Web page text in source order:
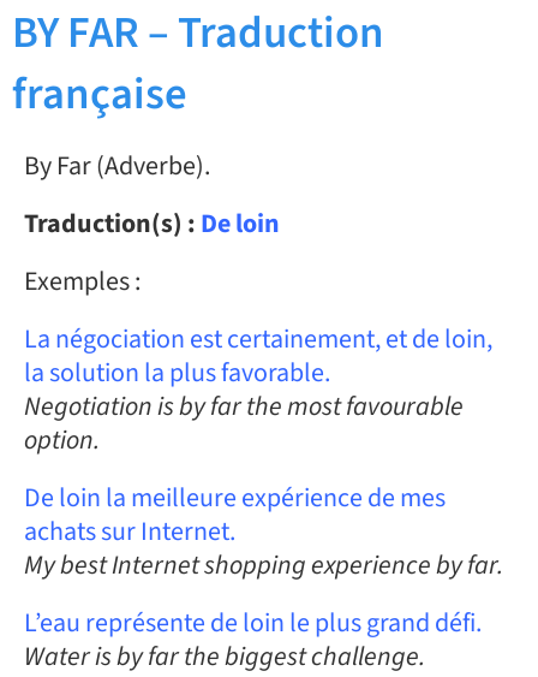
BY FAR – Traduction
française
By Far (Adverbe).
Traduction(s) :De loin
Exemples :
La négociation est certainement, et de loin,
la solution la plus favorable.
Negotiation is by far the most favourable
option.
De loin la meilleure expérience de mes
achats sur Internet.
My best Internet shopping experience by far.
L’eau représente de loin le plus grand défi.
Water is by far the biggest challenge.